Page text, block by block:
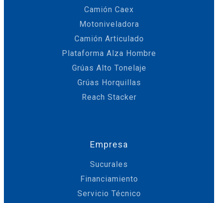
Camión Caex
Motoniveladora
Camión Articulado
Plataforma Alza Hombre
Grúas Alto Tonelaje
Grúas Horquillas
Reach Stacker
Empresa
Sucurales
Financiamiento
Servicio Técnico